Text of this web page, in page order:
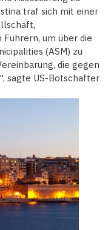
traf sich mit einer
um über die
(ASM) zu
die gegen
sagte US-Botschafter